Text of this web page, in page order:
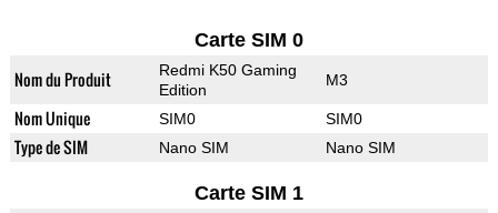
Carte SIM 0
Nom du Produit
Redmi K50 Gaming
Edition
M3
Nom Unique SIM0 SIM0
Type de SIM Nano SIM Nano SIM
Carte SIM 1